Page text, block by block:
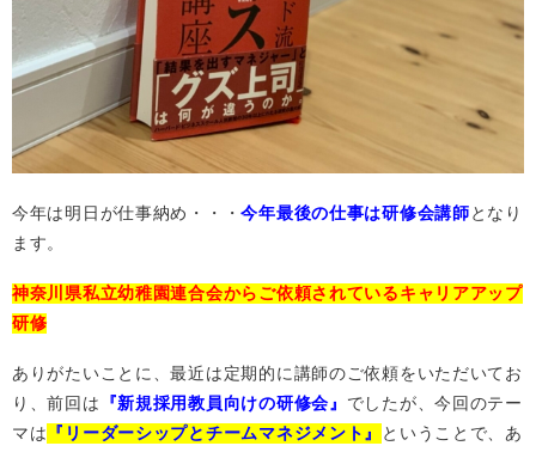
今年は明日が仕事納め・・・今年最後の仕事は研修会講師となり
ます。
神奈川県私立幼稚園連合会からご依頼されているキャリアアップ
研修
ありがたいことに、最近は定期的に講師のご依頼をいただいてお
り、前回は 『新規採用教員向けの研修会』 でしたが、今回のテー
マは 『リーダーシップとチームマネジメント』
ということで、あ